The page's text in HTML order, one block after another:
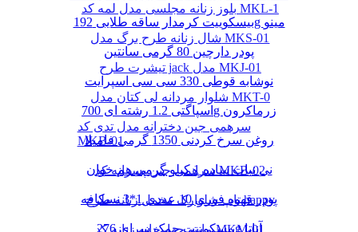
بلوز زنانه مجلسی مدل لمه کد MKL-1
شال زنانه طرح برگ مدل MKS-01
تیشرت طرح jack مدل MKJ-01
شلوار مردانه لی کتان مدل MKT-0
سرهمی جین دخترانه مدل تدی کد
MKB-01
سرهمی جین پسرانه کد MKB-02
تاپ شلوارک مخمل زنانه طرح happy
مانتو چهارخانه زنانه کد MKM-01
بیسکوییت کرمدار ساقه طلایی 192g مینو
پودر دارچین 80 گرمی سانتین
نوشابه قوطی 330 سی سی اسپرایت
اسپاگتی 1.2 رشته ای 700g زرماکرون
روغن سرخ کردنی 1350 گرمی فامیلا
نی نبات ساده 1 کیلو گرمی هم خوان
پودر قهوه فوری 10 عددی 1*3 نسکافه
بیسکوییت چمک سرای 276g آناتا